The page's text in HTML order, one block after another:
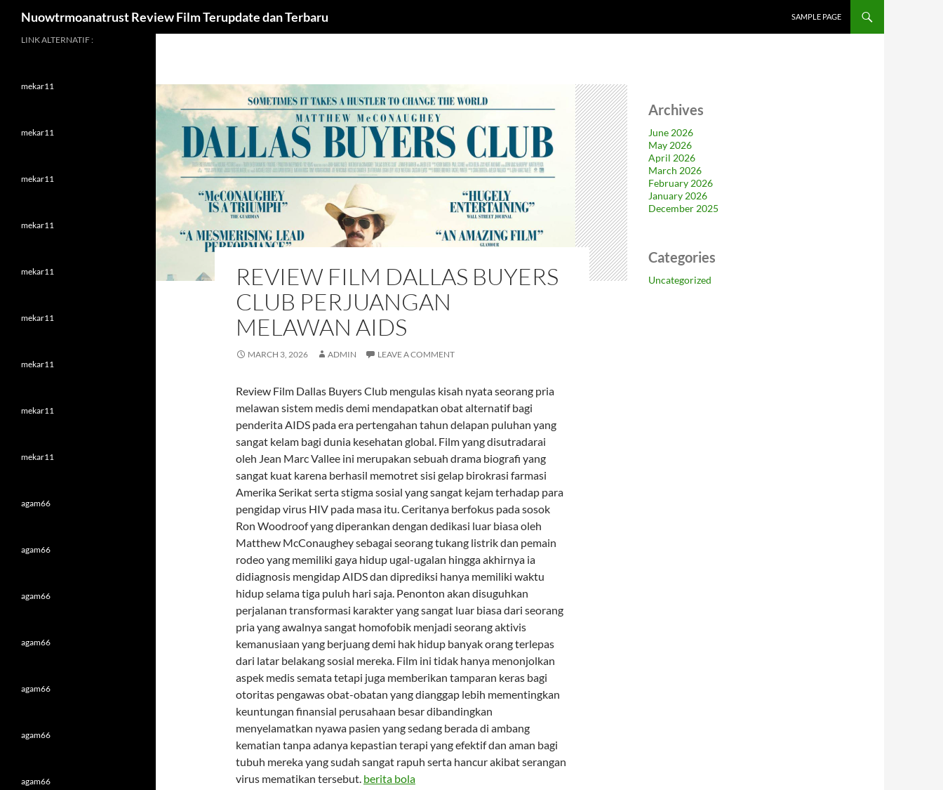
Nuowtrmoanatrust Review Film Terupdate dan Terbaru SAMPLE PAGE
REVIEW FILM DALLAS BUYERS
CLUB PERJUANGAN
MELAWAN AIDS
MARCH 3, 2026 ADMIN LEAVE A COMMENT
Review Film Dallas Buyers Club mengulas kisah nyata seorang pria
melawan sistem medis demi mendapatkan obat alternatif bagi
penderita AIDS pada era pertengahan tahun delapan puluhan yang
sangat kelam bagi dunia kesehatan global. Film yang disutradarai
oleh Jean Marc Vallee ini merupakan sebuah drama biografi yang
sangat kuat karena berhasil memotret sisi gelap birokrasi farmasi
Amerika Serikat serta stigma sosial yang sangat kejam terhadap para
pengidap virus HIV pada masa itu. Ceritanya berfokus pada sosok
Ron Woodroof yang diperankan dengan dedikasi luar biasa oleh
Matthew McConaughey sebagai seorang tukang listrik dan pemain
rodeo yang memiliki gaya hidup ugal-ugalan hingga akhirnya ia
didiagnosis mengidap AIDS dan diprediksi hanya memiliki waktu
hidup selama tiga puluh hari saja. Penonton akan disuguhkan
perjalanan transformasi karakter yang sangat luar biasa dari seorang
pria yang awalnya sangat homofobik menjadi seorang aktivis
kemanusiaan yang berjuang demi hak hidup banyak orang terlepas
dari latar belakang sosial mereka. Film ini tidak hanya menonjolkan
aspek medis semata tetapi juga memberikan tamparan keras bagi
otoritas pengawas obat-obatan yang dianggap lebih mementingkan
keuntungan finansial perusahaan besar dibandingkan
menyelamatkan nyawa pasien yang sedang berada di ambang
kematian tanpa adanya kepastian terapi yang efektif dan aman bagi
tubuh mereka yang sudah sangat rapuh serta hancur akibat serangan
virus mematikan tersebut. berita bola
Archives
June 2026
May 2026
April 2026
March 2026
February 2026
January 2026
December 2025
Categories
Uncategorized
LINK ALTERNATIF :
mekar11
mekar11
mekar11
mekar11
mekar11
mekar11
mekar11
mekar11
mekar11
agam66
agam66
agam66
agam66
agam66
agam66
agam66